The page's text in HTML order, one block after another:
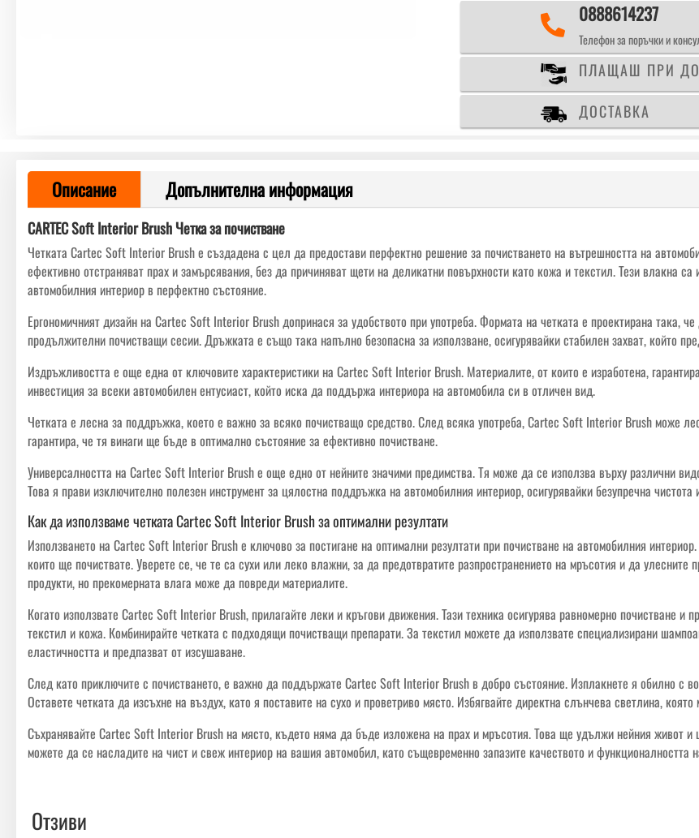
 0888614237
Телефон за поръчки и
ПЛАЩАШ ПРИ
ДОСТАВКА
Описание Допълнителна информация
CARTEC Soft Interior Brush Четка за почистване
Четката Cartec Soft Interior Brush е създадена с цел да предостави перфектно решение за почистването на вътрешността на
ефективно отстраняват прах и замърсявания, без да причиняват щети на деликатни повърхности като кожа и текстил. Тези влакна
автомобилния интериор в перфектно състояние.
Ергономичният дизайн на Cartec Soft Interior Brush допринася за удобството при употреба. Формата на четката е проектирана така,
продължителни почистващи сесии. Дръжката е също така напълно безопасна за използване, осигурявайки стабилен захват, който
Издръжливостта е още една от ключовите характеристики на Cartec Soft Interior Brush. Материалите, от които е изработена,
инвестиция за всеки автомобилен ентусиаст, който иска да поддържа интериора на автомобила си в отличен вид.
Четката е лесна за поддръжка, което е важно за всяко почистващо средство. След всяка употреба, Cartec Soft Interior Brush може
гарантира, че тя винаги ще бъде в оптимално състояние за ефективно почистване.
Универсалността на Cartec Soft Interior Brush е още едно от нейните значими предимства. Тя може да се използва върху различни
Това я прави изключително полезен инструмент за цялостна поддръжка на автомобилния интериор, осигурявайки безупречна
Как да използваме четката Cartec Soft Interior Brush за оптимални резултати
Използването на Cartec Soft Interior Brush е ключово за постигане на оптимални резултати при почистване на автомобилния
които ще почиствате. Уверете се, че те са сухи или леко влажни, за да предотвратите разпространението на мръсотия и да
продукти, но прекомерната влага може да повреди материалите.
Когато използвате Cartec Soft Interior Brush, прилагайте леки и кръгови движения. Тази техника осигурява равномерно почистване и
текстил и кожа. Комбинирайте четката с подходящи почистващи препарати. За текстил можете да използвате специализирани
еластичността и предпазват от изсушаване.
След като приключите с почистването, е важно да поддържате Cartec Soft Interior Brush в добро състояние. Изплакнете я обилно с
Оставете четката да изсъхне на въздух, като я поставите на сухо и проветриво място. Избягвайте директна слънчева светлина,
Съхранявайте Cartec Soft Interior Brush на място, където няма да бъде изложена на прах и мръсотия. Това ще удължи нейния живот и
можете да се насладите на чист и свеж интериор на вашия автомобил, като същевременно запазите качеството и функционалността
Отзиви